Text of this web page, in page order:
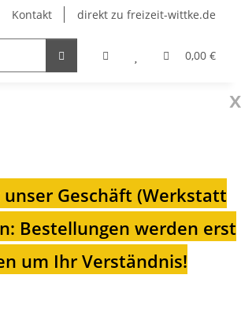
Kontakt direkt zu freizeit-wittke.de
0,00 €
Heizungen für Ihren
x
Geschäft (Werkstatt
Bestellungen werden erst
um Ihr Verständnis!